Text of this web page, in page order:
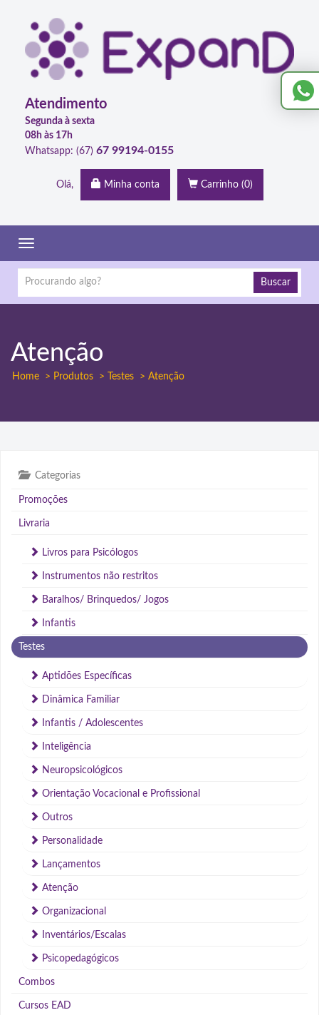
Atendimento
Segunda à sexta
08h às 17h
Whatsapp: (67) 67 99194-0155
Olá, Minha conta Carrinho (0)
Toggle
Buscar
Atenção
Home > Produtos > Testes > Atenção
Categorias
Promoções
Livraria
Livros para Psicólogos
Instrumentos não restritos
Baralhos/ Brinquedos/ Jogos
Infantis
Testes
Aptidões Específicas
Dinâmica Familiar
Infantis / Adolescentes
Inteligência
Neuropsicológicos
Orientação Vocacional e Profissional
Outros
Personalidade
Lançamentos
Atenção
Organizacional
Inventários/Escalas
Psicopedagógicos
Combos
Cursos EAD